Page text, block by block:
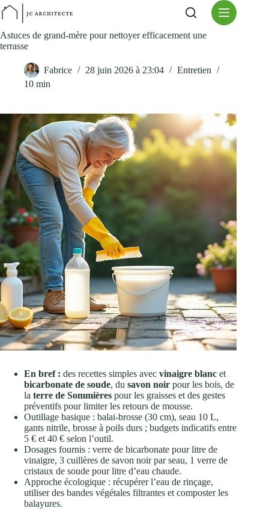
Passer
contenu
Astuces de grand-mère pour nettoyer efficacement une
terrasse
Fabrice 28 juin 2026 à 23:04
Entretien
10 min
En bref : des recettes simples avec vinaigre blanc et
bicarbonate de soude, du savon noir pour les bois, de
la terre de Sommières pour les graisses et des gestes
préventifs pour limiter les retours de mousse.
Outillage basique : balai-brosse (30 cm), seau 10 L,
gants nitrile, brosse à poils durs ; budgets indicatifs entre
5 € et 40 € selon l’outil.
Dosages fournis : verre de bicarbonate pour litre de
vinaigre, 3 cuillères de savon noir par seau, 1 verre de
cristaux de soude pour litre d’eau chaude.
Approche écologique : récupérer l’eau de rinçage,
utiliser des bandes végétales filtrantes et composter les
balayures.